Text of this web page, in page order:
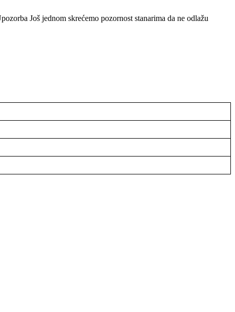
Još jednom skrećemo pozornost stanarima da ne odlažu